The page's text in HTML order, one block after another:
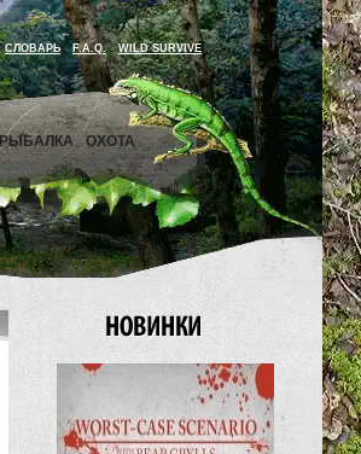
СЛОВАРЬ F.A.Q. WILD SURVIVE
РЫБАЛКА ОХОТА